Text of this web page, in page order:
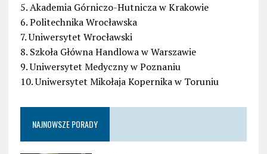
5. Akademia Górniczo-Hutnicza w Krakowie
6. Politechnika Wrocławska
7. Uniwersytet Wrocławski
8. Szkoła Główna Handlowa w Warszawie
9. Uniwersytet Medyczny w Poznaniu
10. Uniwersytet Mikołaja Kopernika w Toruniu
NAJNOWSZE PORADY